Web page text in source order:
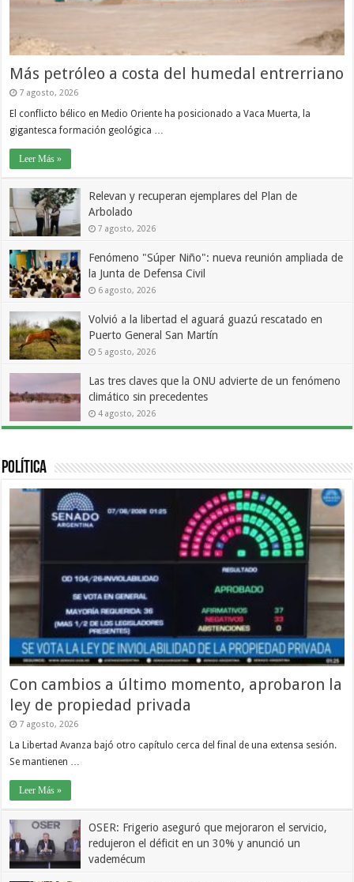
Más petróleo a costa del humedal entrerriano
7 agosto, 2026
El conflicto bélico en Medio Oriente ha posicionado a Vaca Muerta, la
gigantesca formación geológica …
Leer Más »
Relevan y recuperan ejemplares del Plan de
Arbolado
7 agosto, 2026
Fenómeno "Súper Niño": nueva reunión ampliada de
la Junta de Defensa Civil
6 agosto, 2026
Volvió a la libertad el aguará guazú rescatado en
Puerto General San Martín
5 agosto, 2026
Las tres claves que la ONU advierte de un fenómeno
climático sin precedentes
4 agosto, 2026
Política
Con cambios a último momento, aprobaron la
ley de propiedad privada
7 agosto, 2026
La Libertad Avanza bajó otro capítulo cerca del final de una extensa sesión.
Se mantienen …
Leer Más »
OSER: Frigerio aseguró que mejoraron el servicio,
redujeron el déficit en un 30% y anunció un
vademécum